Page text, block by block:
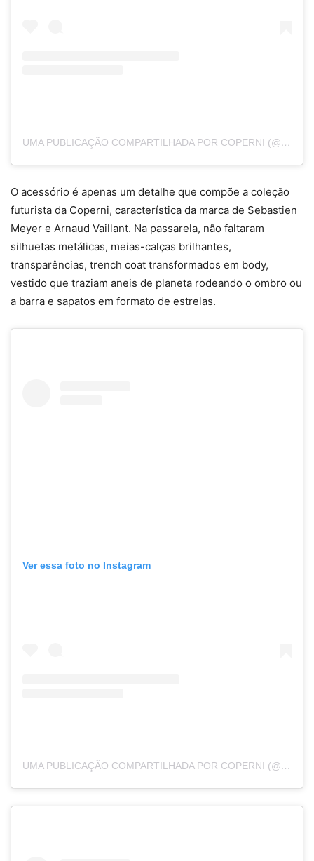
UMA PUBLICAÇÃO COMPARTILHADA POR COPERNI (@COPERNI)
O acessório é apenas um detalhe que compõe a coleção
futurista da Coperni, característica da marca de Sebastien
Meyer e Arnaud Vaillant. Na passarela, não faltaram
silhuetas metálicas, meias-calças brilhantes,
transparências, trench coat transformados em body,
vestido que traziam aneis de planeta rodeando o ombro ou
a barra e sapatos em formato de estrelas.
Ver essa foto no Instagram
UMA PUBLICAÇÃO COMPARTILHADA POR COPERNI (@COPERNI)